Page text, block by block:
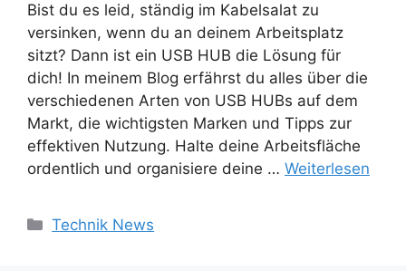
Bist du es leid, ständig im Kabelsalat zu
versinken, wenn du an deinem Arbeitsplatz
sitzt? Dann ist ein USB HUB die Lösung für
dich! In meinem Blog erfährst du alles über die
verschiedenen Arten von USB HUBs auf dem
Markt, die wichtigsten Marken und Tipps zur
effektiven Nutzung. Halte deine Arbeitsfläche
ordentlich und organisiere deine … Weiterlesen
Kategorien
Technik News